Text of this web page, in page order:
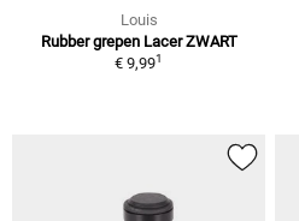
Louis
Rubber grepen Lacer ZWART
€ 9,991